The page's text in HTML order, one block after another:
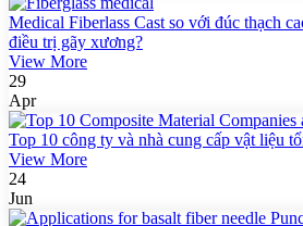
Medical Fiberlass Cast so với đúc thạch
điều trị gãy xương?
View More
29
Apr
Top 10 công ty và nhà cung cấp vật liệu
View More
24
Jun